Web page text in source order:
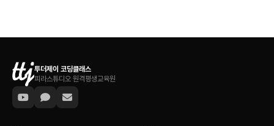
투더제이 코딩클래스
피라스튜디오 원격평생교육원